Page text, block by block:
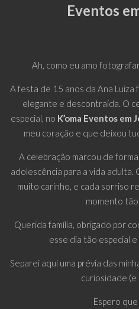
Eventos
Ah, como eu amo
A festa de 15 anos da Ana
elegante e descontraída. O
especial, no K’oma Eventos em
meu coração e que deixou
A celebração marcou de
adolescência para a vida
muito carinho, e cada sorriso
momento
Querida família, obrigado por
esse dia tão especial
Separei aqui uma prévia das
curiosidade (e
Espero